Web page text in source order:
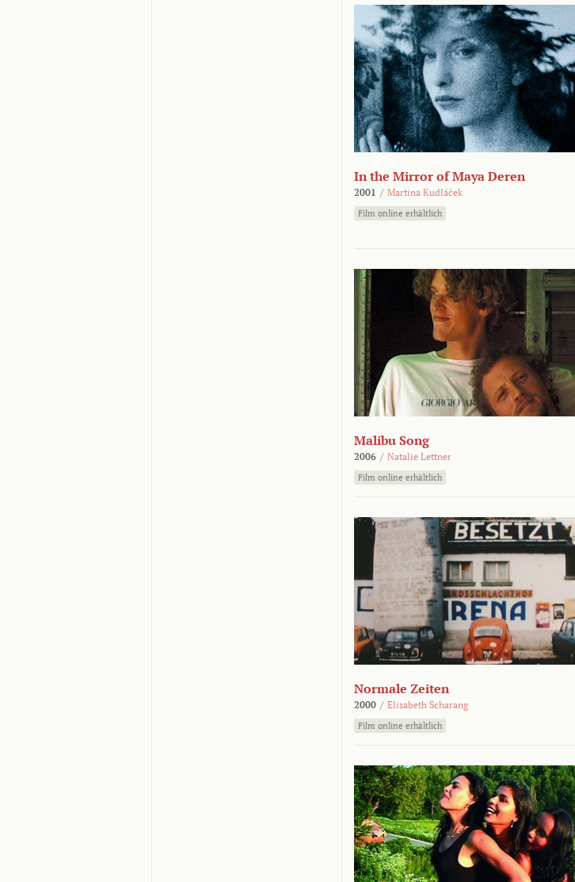
In the Mirror of Maya Deren
2001 / Martina Kudláček
Film online erhältlich
Malibu Song
2006 / Natalie Lettner
Film online erhältlich
Normale Zeiten
2000 / Elisabeth Scharang
Film online erhältlich